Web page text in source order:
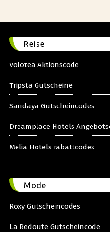
Reise
Volotea Aktionscode
Tripsta Gutscheine
Sandaya Gutscheincodes
Dreamplace Hotels
Melia Hotels rabattcodes
Mode
Roxy Gutscheincodes
La Redoute Gutscheincode